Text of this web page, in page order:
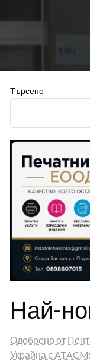
Търсене
Най-
Одобрено от
Украйна с